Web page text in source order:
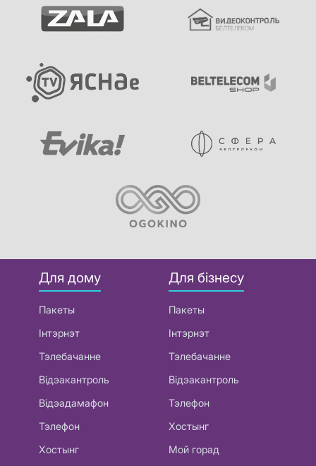
Для дому
Пакеты
Інтэрнэт
Тэлебачанне
Відэакантроль
Відэадамафон
Тэлефон
Хостынг
Для бізнесу
Пакеты
Інтэрнэт
Тэлебачанне
Відэакантроль
Тэлефон
Хостынг
Мой горад